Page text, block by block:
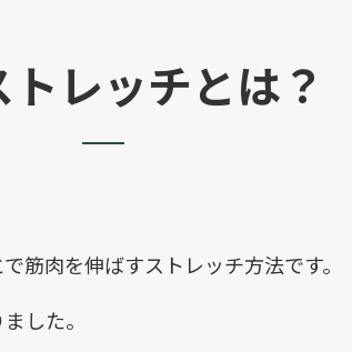
レッチとは？
筋肉を伸ばすストレッチ方法です。
した。